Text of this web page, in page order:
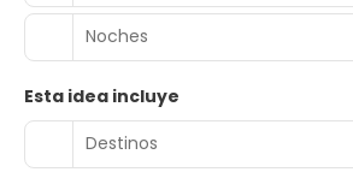
Noches
Esta idea incluye
Destinos